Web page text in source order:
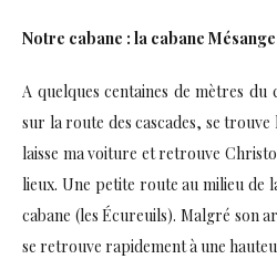
Notre cabane : la cabane Mésange
A quelques centaines de mètres
sur la route des cascades, se
laisse ma voiture et retrouve
lieux. Une petite route au milieu de
cabane (les Écureuils). Malgré son
se retrouve rapidement à une